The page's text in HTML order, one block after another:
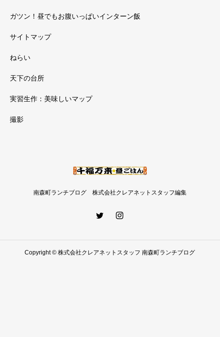
ガツン！昼でもお腹いっぱいインターン飯
サイトマップ
ねらい
天下の台所
実習生作：美味しいマップ
撮影
南森町ランチブログ 株式会社クレアネットスタッフ編集
Copyright © 株式会社クレアネットスタッフ 南森町ランチブログ